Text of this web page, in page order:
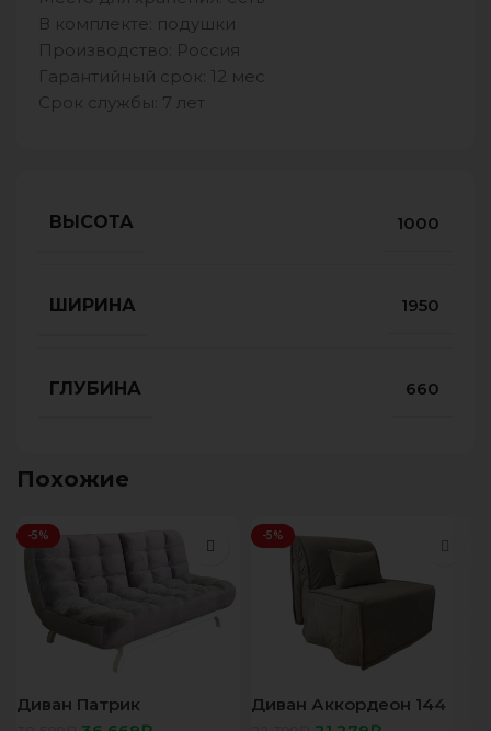
В комплекте: подушки
Производство: Россия
Гарантийный срок: 12 мес
Срок службы: 7 лет
ВЫСОТА 1000
ШИРИНА 1950
ГЛУБИНА 660
Похожие
-5%
Диван Патрик
-5%
Диван Аккордеон 144
80/200 ультра дав